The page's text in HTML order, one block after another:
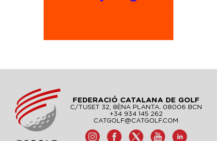
FEDERACIÓ CATALANA DE GOLF
C/TUSET 32, 8ÈNA PLANTA. 08006 BCN
+34 934 145 262
CATGOLF@CATGOLF.COM